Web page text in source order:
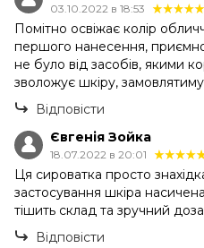
03.10.2022 в 18:53
Помітно освіжає колір
першого нанесення,
не було від засобів, якими
зволожує шкіру,
Відповісти
Євгенія Зойка
18.07.2022 в 20:01
Ця сироватка просто
застосування шкіра
тішить склад та зручний
Відповісти